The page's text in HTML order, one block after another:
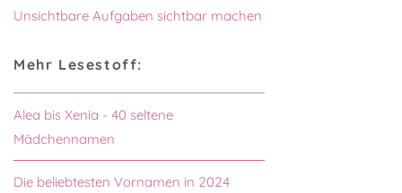
Unsichtbare Aufgaben sichtbar machen
Mehr Lesestoff:
Alea bis Xenia - 40 seltene
Mädchennamen
Die beliebtesten Vornamen in 2024